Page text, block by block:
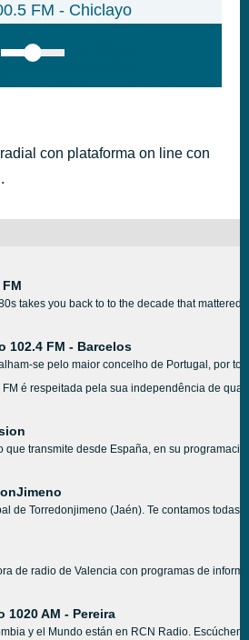
FM - Chiclayo
background:#005f79;'
con plataforma on line con
takes you back to to the decade that
102.4 FM - Barcelos
se pelo maior concelho de Portugal, por
é respeitada pela sua independência de
que transmite desde España, en su
de Torredonjimeno (Jaén). Te contamos todas
de radio de Valencia con programas de
1020 AM - Pereira
y el Mundo están en RCN Radio.